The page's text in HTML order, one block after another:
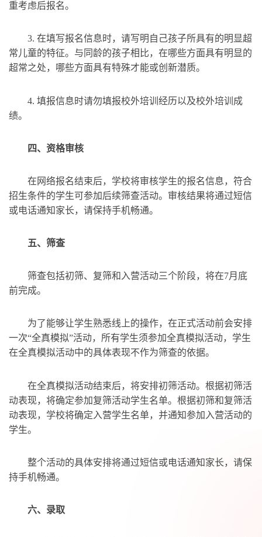
重考虑后报名。
3. 在填写报名信息时，请写明自己孩子所具有的明显超
常儿童的特征。与同龄的孩子相比，在哪些方面具有明显的
超常之处，哪些方面具有特殊才能或创新潜质。
4. 填报信息时请勿填报校外培训经历以及校外培训成
绩。
四、 资格审核
在网络报名结束后，学校将审核学生的报名信息，符合
招生条件的学生可参加后续筛查活动。审核结果将通过短信
或电话通知家长，请保持手机畅通。
五、 筛查
筛查包括初筛、复筛和入营活动三个阶段，将在7月底
前完成。
为了能够让学生熟悉线上的操作，在正式活动前会安排
一次“全真模拟”活动，所有学生须参加全真模拟活动，学生
在全真模拟活动中的具体表现不作为筛查的依据。
在全真模拟活动结束后，将安排初筛活动。根据初筛活
动表现，将确定参加复筛活动学生名单。根据初筛和复筛活
动表现，学校将确定入营学生名单，并通知参加入营活动的
学生。
整个活动的具体安排将通过短信或电话通知家长，请保
持手机畅通。
六、 录取